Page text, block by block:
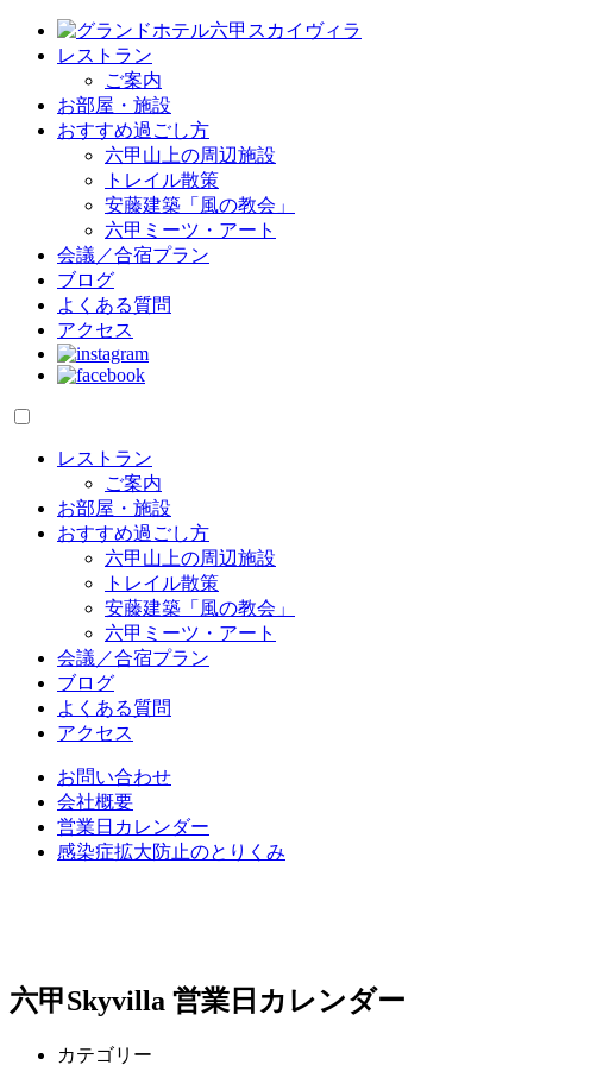
レストラン
ご案内
お部屋・施設
おすすめ過ごし方
六甲山上の周辺施設
トレイル散策
安藤建築「風の教会」
六甲ミーツ・アート
会議／合宿プラン
ブログ
よくある質問
アクセス
レストラン
ご案内
お部屋・施設
おすすめ過ごし方
六甲山上の周辺施設
トレイル散策
安藤建築「風の教会」
六甲ミーツ・アート
会議／合宿プラン
ブログ
よくある質問
アクセス
お問い合わせ
会社概要
営業日カレンダー
感染症拡大防止のとりくみ
六甲Skyvilla 営業日カレンダー
カテゴリー